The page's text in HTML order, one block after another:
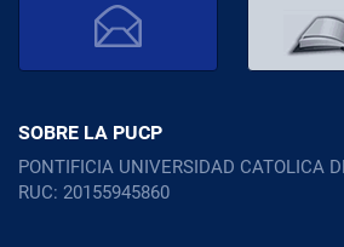
SOBRE LA PUCP
PONTIFICIA UNIVERSIDAD CATOLICA
RUC: 20155945860